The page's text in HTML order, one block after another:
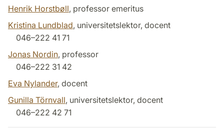
Henrik Horstbøll, professor emeritus
Kristina Lundblad, universitetslektor, docent
046–222 41 71
Jonas Nordin, professor
046–222 31 42
Eva Nylander, docent
Gunilla Törnvall, universitetslektor, docent
046–222 42 71